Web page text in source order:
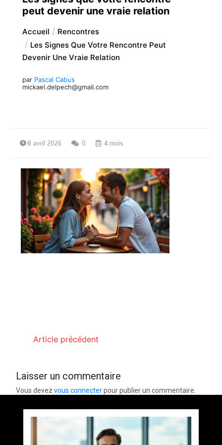
peut devenir une vraie relation
Accueil
Rencontres
Les Signes Que Votre Rencontre Peut
Devenir Une Vraie Relation
par Pascal Cabus
mickael.delpech@gmail.com
8 avril 2026 0 4 mois
Article précédent
Laisser un commentaire
Vous devezvous connecterpour publier un commentaire.